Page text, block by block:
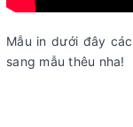
Mẫu in dưới đây
sang mẫu thêu nha!